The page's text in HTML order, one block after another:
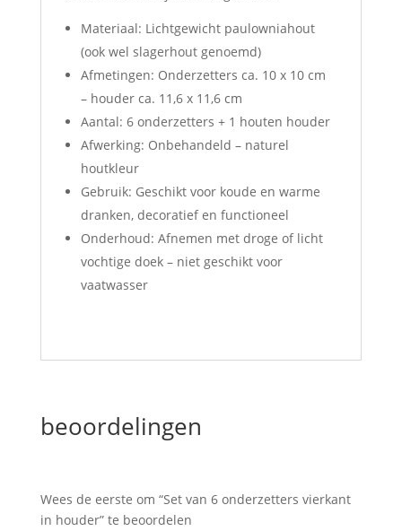
Materiaal: Lichtgewicht paulowniahout
(ook wel slagerhout genoemd)
Afmetingen: Onderzetters ca. 10 x 10 cm
– houder ca. 11,6 x 11,6 cm
Aantal: 6 onderzetters + 1 houten houder
Afwerking: Onbehandeld – naturel
houtkleur
Gebruik: Geschikt voor koude en warme
dranken, decoratief en functioneel
Onderhoud: Afnemen met droge of licht
vochtige doek – niet geschikt voor
vaatwasser
beoordelingen
Wees de eerste om “Set van 6 onderzetters vierkant
in houder” te beoordelen